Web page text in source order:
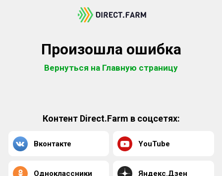
Произошла ошибка
Вернуться на Главную страницу
Контент Direct.Farm в соцсетях:
Вконтакте YouTube
Одноклассники Яндекс.Дзен